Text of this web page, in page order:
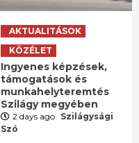
AKTUALITÁSOK
KÖZÉLET
Ingyenes képzések,
támogatások és
munkahelyteremtés
Szilágy megyében
2 days ago Szilágysági
Szó